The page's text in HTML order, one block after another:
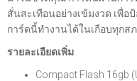
สั่นสะเทือนอย่างเข้มงวด เพื่
การ์ดนี้ทำงานได้ในเกือบทุกส
รายละเอียดเพิ่ม
Compact Flash 16gb